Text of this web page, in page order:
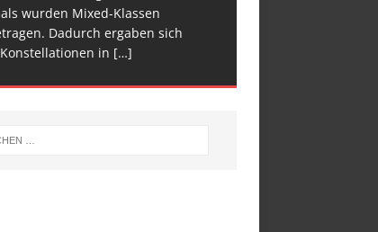
wurden Mixed-Klassen
Dadurch ergaben sich
in […]